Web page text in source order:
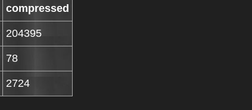
compressed
204395
78
2724